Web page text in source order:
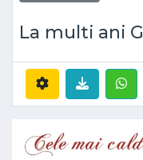
La multi ani